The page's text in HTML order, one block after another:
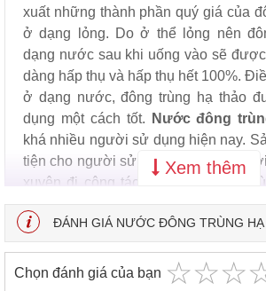
xuất những thành phần quý giá của
ở dạng lỏng. Do ở thể lỏng nên
dạng nước sau khi uống vào sẽ
dàng hấp thụ và hấp thụ hết 100%.
ở dạng nước, đông trùng hạ thảo
dụng một cách tốt.
Nước đông
khá nhiều người sử dụng hiện nay.
tiện cho người sử dụng. Những
xuyên đi công tác xa. Nước đông
nước sau khi mua về không cần phải
các công việc khác giống như sắc
đông trùng hạ thảo có thể uống luôn.
Xem thêm
ĐÁNH GIÁ NƯỚC ĐÔNG TRÙNG
Chọn đánh giá của bạn ☆☆☆
★★★